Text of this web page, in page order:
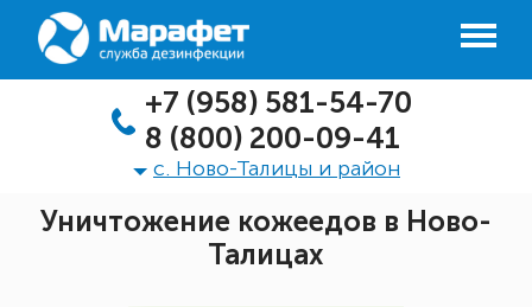
+7 (958) 581-54-70
8 (800) 200-09-41
с. Ново-Талицы и район
Уничтожение кожеедов в Ново-
Талицах